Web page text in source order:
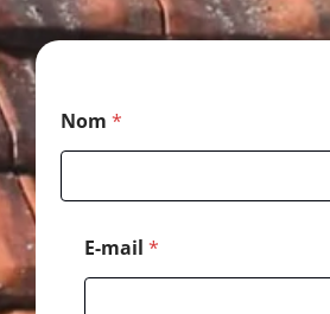
Nom *
E-mail *